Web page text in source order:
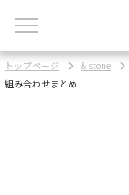
toggle
トップページ & stone
組み合わせまとめ